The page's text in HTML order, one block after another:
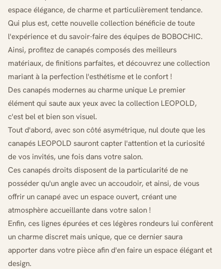
espace élégance, de charme et particulièrement tendance.
Qui plus est, cette nouvelle collection bénéficie de toute
l'expérience et du savoir-faire des équipes de BOBOCHIC.
Ainsi, profitez de canapés composés des meilleurs
matériaux, de finitions parfaites, et découvrez une collection
mariant à la perfection l'esthétisme et le confort !
Des canapés modernes au charme unique Le premier
élément qui saute aux yeux avec la collection LEOPOLD,
c'est bel et bien son visuel.
Tout d'abord, avec son côté asymétrique, nul doute que les
canapés LEOPOLD sauront capter l'attention et la curiosité
de vos invités, une fois dans votre salon.
Ces canapés droits disposent de la particularité de ne
posséder qu'un angle avec un accoudoir, et ainsi, de vous
offrir un canapé avec un espace ouvert, créant une
atmosphère accueillante dans votre salon !
Enfin, ces lignes épurées et ces légères rondeurs lui confèrent
un charme discret mais unique, que ce dernier saura
apporter dans votre pièce afin d'en faire un espace élégant et
design.